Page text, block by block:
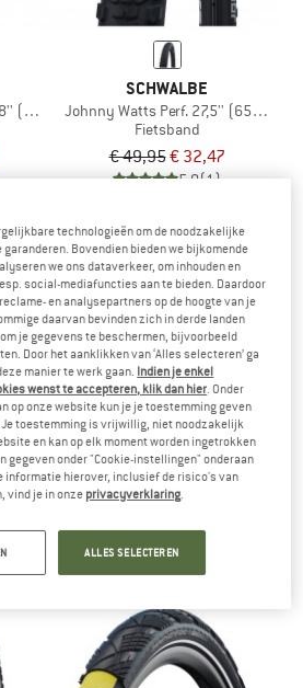
(40-622) V-Guard FB
SCHWALBE
Johnny Watts Perf. 27,5'' (65-584)
Fietsband
€ 49,95€ 32,47
5,0(1)
-25%
CONTINENTAL
Cyclocross-banden
€ 47,95€ 35,96
(0)
technologieën om de noodzakelijke
Bovendien bieden we bijkomende
we ons dataverkeer, om inhouden en
social-mediafuncties aan te bieden. Daardoor
en analysepartners op de hoogte van je
daarvan bevinden zich in derde landen
je gegevens te beschermen, bijvoorbeeld
Door het aanklikken van ‘Alles selecteren’ ga
manier te werk gaan. Indien je enkel
wenst te accepteren, klik dan hier . Onder
op onze website kun je je toestemming geven
toestemming is vrijwillig, niet noodzakelijk
en kan op elk moment worden ingetrokken
gegeven onder "Cookie-instellingen" onderaan
informatie hierover, inclusief de risico's van
vind je in onze privacyverklaring
ALLES SELECTEREN